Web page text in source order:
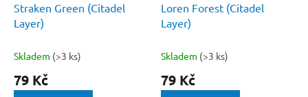
Straken Green (Citadel
Layer)
Skladem (>3 ks)
79 Kč
Loren Forest (Citadel
Layer)
Skladem (>3 ks)
79 Kč